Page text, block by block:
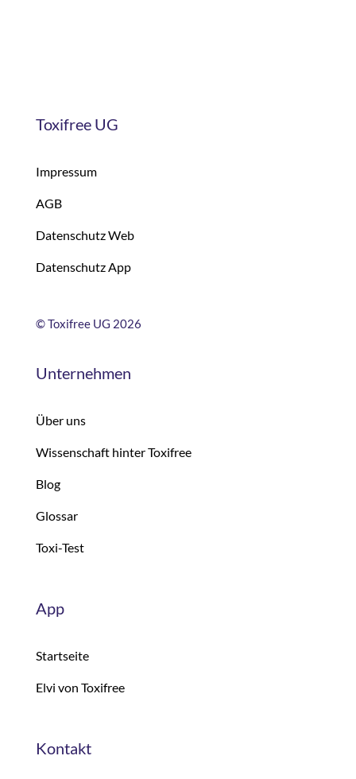
Toxifree UG
Impressum
AGB
Datenschutz Web
Datenschutz App
©Toxifree UG 2026
Unternehmen
Über uns
Wissenschaft hinter Toxifree
Blog
Glossar
Toxi-Test
App
Startseite
Elvi von Toxifree
Kontakt